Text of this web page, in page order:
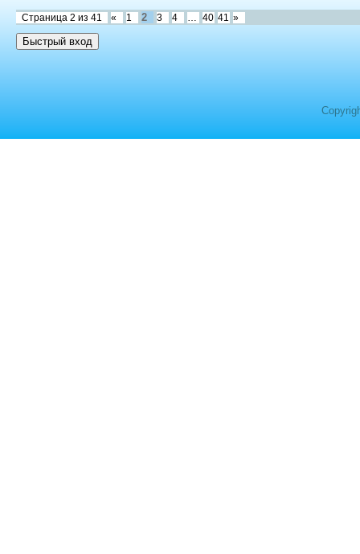
Страница 2 из 41 « 1 2 3 4 40 41 »